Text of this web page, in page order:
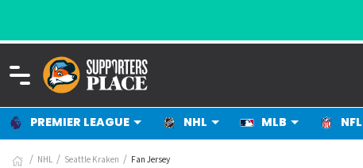
PREMIER LEAGUE NHL MLB NFL
NHL Seattle Kraken Fan Jersey